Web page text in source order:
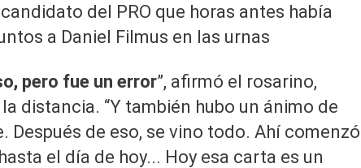
del PRO que horas antes había
a Daniel Filmus en las urnas
pero fue un error”, afirmó el rosarino,
distancia. “Y también hubo un ánimo de
Después de eso, se vino todo. Ahí comenzó
el día de hoy... Hoy esa carta es un